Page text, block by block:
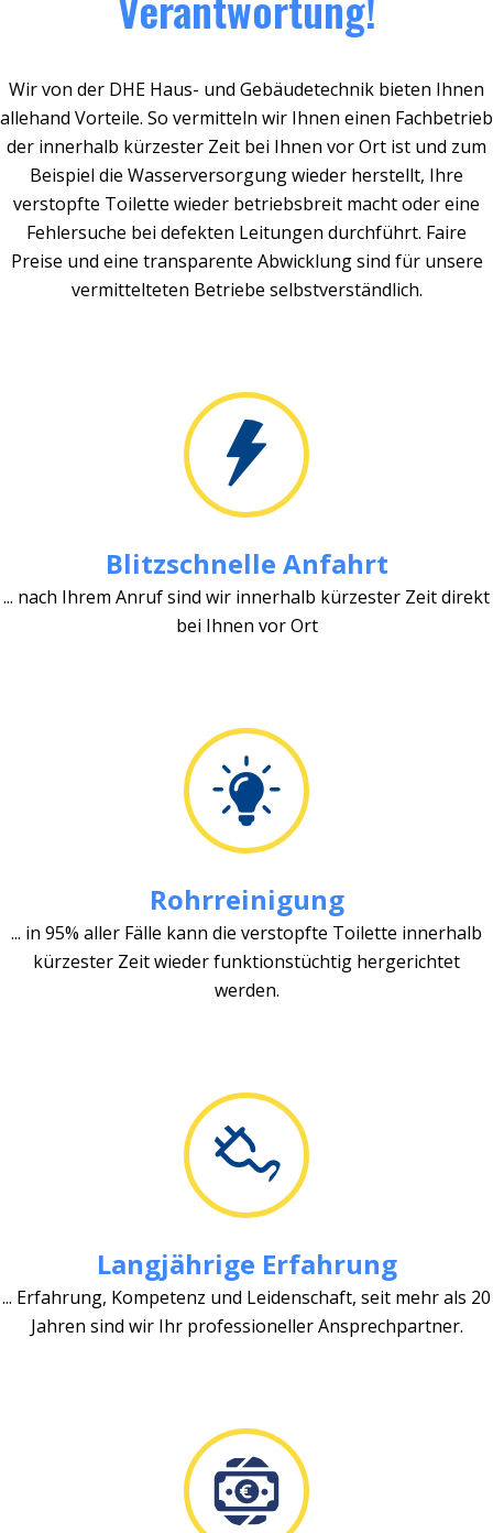
Wir von der DHE Haus- und Gebäudetechnik bieten Ihnen
allehand Vorteile. So vermitteln wir Ihnen einen Fachbetrieb
der innerhalb kürzester Zeit bei Ihnen vor Ort ist und zum
Beispiel die Wasserversorgung wieder herstellt, Ihre
verstopfte Toilette wieder betriebsbreit macht oder eine
Fehlersuche bei defekten Leitungen durchführt. Faire
Preise und eine transparente Abwicklung sind für unsere
vermittelteten Betriebe selbstverständlich.
Blitzschnelle Anfahrt
... nach Ihrem Anruf sind wir innerhalb kürzester Zeit direkt
bei Ihnen vor Ort
Rohrreinigung
... in 95% aller Fälle kann die verstopfte Toilette innerhalb
kürzester Zeit wieder funktionstüchtig hergerichtet
werden.
Langjährige Erfahrung
... Erfahrung, Kompetenz und Leidenschaft, seit mehr als 20
Jahren sind wir Ihr professioneller Ansprechpartner.